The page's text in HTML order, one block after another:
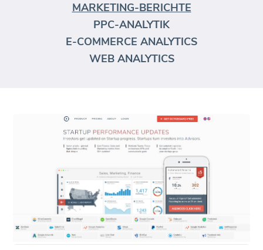
MARKETING-BERICHTE
PPC-ANALYTIK
E-COMMERCE ANALYTICS
WEB ANALYTICS